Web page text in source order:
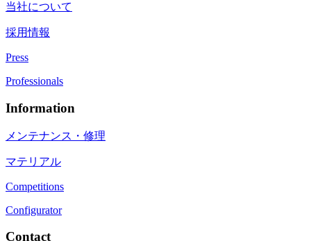
当社について
採用情報
Press
Professionals
Information
メンテナンス・修理
マテリアル
Competitions
Configurator
Contact